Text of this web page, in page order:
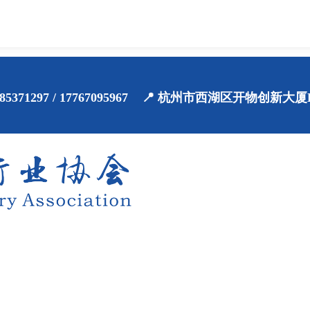
/ 17767095967 📍 杭州市西湖区开物创新大厦